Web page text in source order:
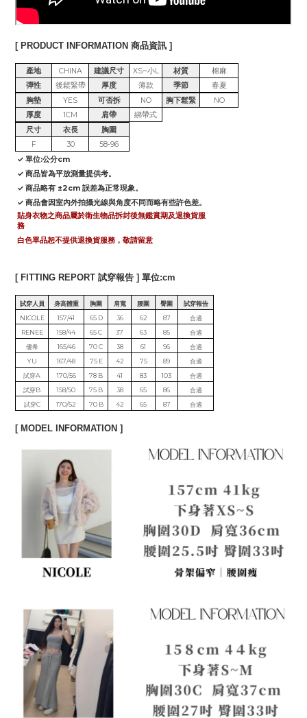
[ PRODUCT INFORMATION 商品資訊 ]
產地 CHINA 建議尺寸 XS~小L 材質
棉麻
彈性
後鬆緊帶 厚度 薄款 季節
春夏
胸墊
YES 可否拆 NO 胸下鬆緊
NO
厚度
1CM 肩帶
綁帶式
尺寸
衣長
胸圍
F
30
58-96
✓ 單位:公分cm
✓ 商品皆為平放測量提供考。
✓ 商品略有 ±2cm 誤差為正常現象。
✓ 商品會因室內外拍攝光線與角度不同而略有些許色差。
貼身衣物之商品屬於衛生物品拆封後無鑑賞期及退換貨服
務
白色單品恕不提供退換貨服務，敬請留意
[ FITTING REPORT 試穿報告 ] 單位:cm
試穿人員 身高體重 胸圍 肩寬 腰圍 臀圍
試穿報告
NICOLE
157/41 65 D 36 62 87
合適
RENEE
158/44 65 C 37 63 85
合適
優希
165/46 70 C 38 61 96
合適
YU
167/48 75 E 42 75 89
合適
試穿A
170/56 78 B 41 83 103
合適
試穿B
158/50 75 B 38 65 86
合適
試穿C
170/52 70 B 42 65 87 合適
[ MODEL INFORMATION ]